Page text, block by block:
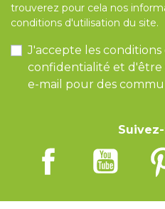
trouverez pour cela nos
conditions d'utilisation du site.
J'accepte les
confidentialité et d'être
e-mail pour des